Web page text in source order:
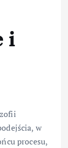
i
w
procesu,